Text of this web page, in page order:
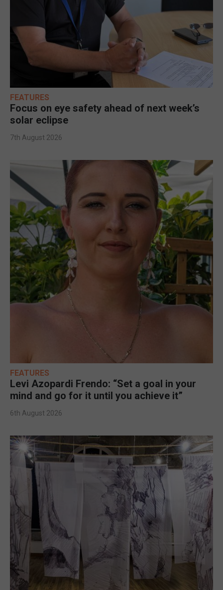
FEATURES
Focus on eye safety ahead of next week’s
solar eclipse
7th August 2026
FEATURES
Levi Azopardi Frendo: “Set a goal in your
mind and go for it until you achieve it”
6th August 2026